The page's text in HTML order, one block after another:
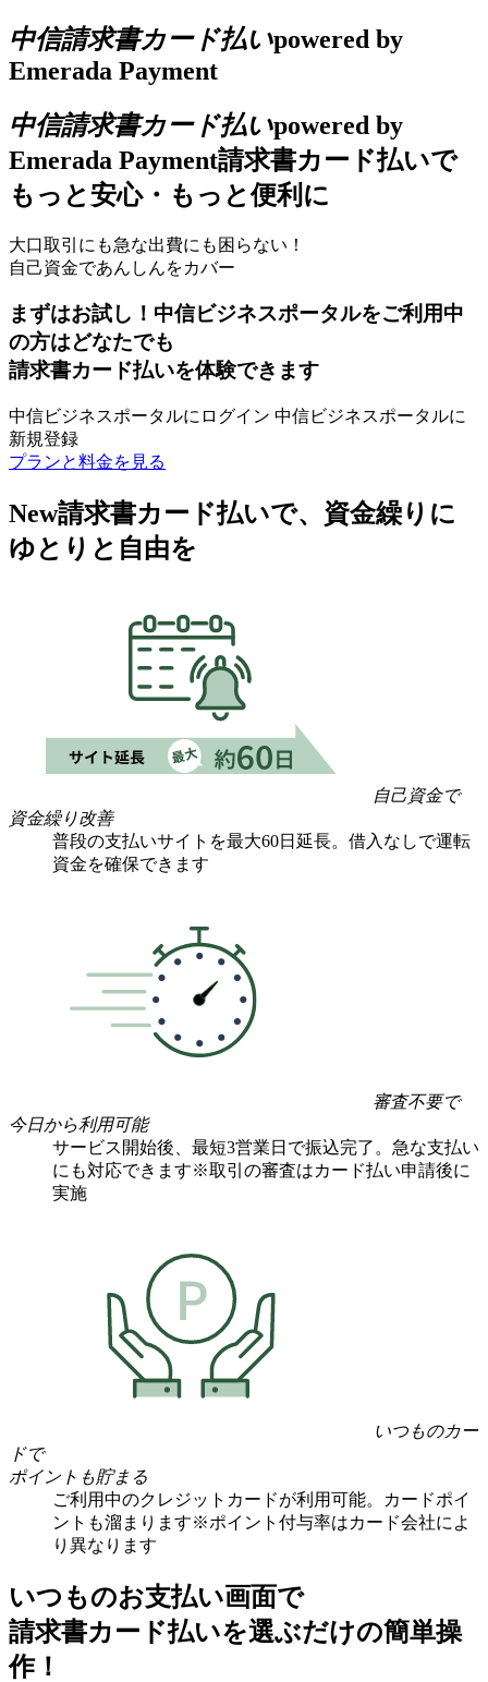
中信請求書カード払いpowered by
Emerada Payment
中信請求書カード払いpowered by
Emerada Payment請求書カード払いで
もっと安心・もっと便利に
大口取引にも急な出費にも困らない！
自己資金であんしんをカバー
まずはお試し！中信ビジネスポータルをご利用中
の方はどなたでも
請求書カード払いを体験できます
中信ビジネスポータルにログイン 中信ビジネスポータルに
新規登録
プランと料金を見る
New請求書カード払いで、 資金繰りに
ゆとりと自由を
自己資金で
資金繰り改善
普段の支払いサイトを最大60日延長。借入なしで運転
資金を確保できます
審査不要で
今日から利用可能
サービス開始後、最短3営業日で振込完了。急な支払い
にも対応できます※取引の審査はカード払い申請後に
実施
いつものカー
ドで
ポイントも貯まる
ご利用中のクレジットカードが利用可能。カードポイ
ントも溜まります※ポイント付与率はカード会社によ
り異なります
いつものお支払い画面で
請求書カード払いを選ぶだけの簡単操
作！